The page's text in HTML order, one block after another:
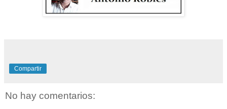
Compartir
No hay comentarios: